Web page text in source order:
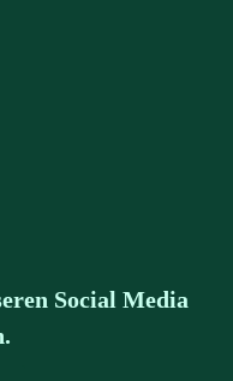
Social Media